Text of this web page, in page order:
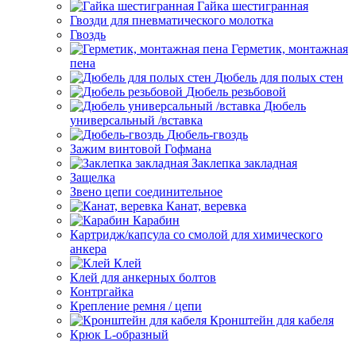
Гайка шестигранная
Гвозди для пневматического молотка
Гвоздь
Герметик, монтажная
пена
Дюбель для полых стен
Дюбель резьбовой
Дюбель
универсальный /вставка
Дюбель-гвоздь
Зажим винтовой Гофмана
Заклепка закладная
Защелка
Звено цепи соединительное
Канат, веревка
Карабин
Картридж/капсула со смолой для химического
анкера
Клей
Клей для анкерных болтов
Контргайка
Крепление ремня / цепи
Кронштейн для кабеля
Крюк L-образный